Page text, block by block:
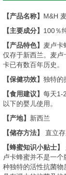
【产品名称】 M&H
【主要成分】 100％
【产品特色】 麦卢卡
仅存于新西兰。麦
卡已有数百年历史。
【保健功效】 独特的
【食用建议】 每天1-
以下的婴儿使用。
【产地】 新西兰
【储存方法】
直立
【蜂蜜知识小贴士】
卢卡蜂蜜并不是一
种独特的活性抗菌物